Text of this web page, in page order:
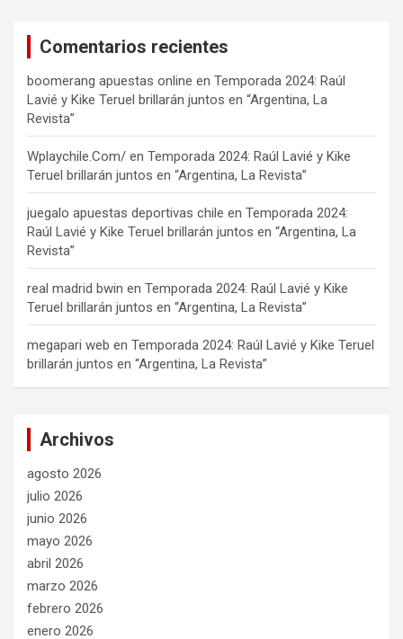
Comentarios recientes
boomerang apuestas online en Temporada 2024: Raúl
Lavié y Kike Teruel brillarán juntos en “Argentina, La
Revista”
Wplaychile.Com/ en Temporada 2024: Raúl Lavié y Kike
Teruel brillarán juntos en “Argentina, La Revista”
juegalo apuestas deportivas chile en Temporada 2024:
Raúl Lavié y Kike Teruel brillarán juntos en “Argentina, La
Revista”
real madrid bwin en Temporada 2024: Raúl Lavié y Kike
Teruel brillarán juntos en “Argentina, La Revista”
megapari web en Temporada 2024: Raúl Lavié y Kike Teruel
brillarán juntos en “Argentina, La Revista”
Archivos
agosto 2026
julio 2026
junio 2026
mayo 2026
abril 2026
marzo 2026
febrero 2026
enero 2026